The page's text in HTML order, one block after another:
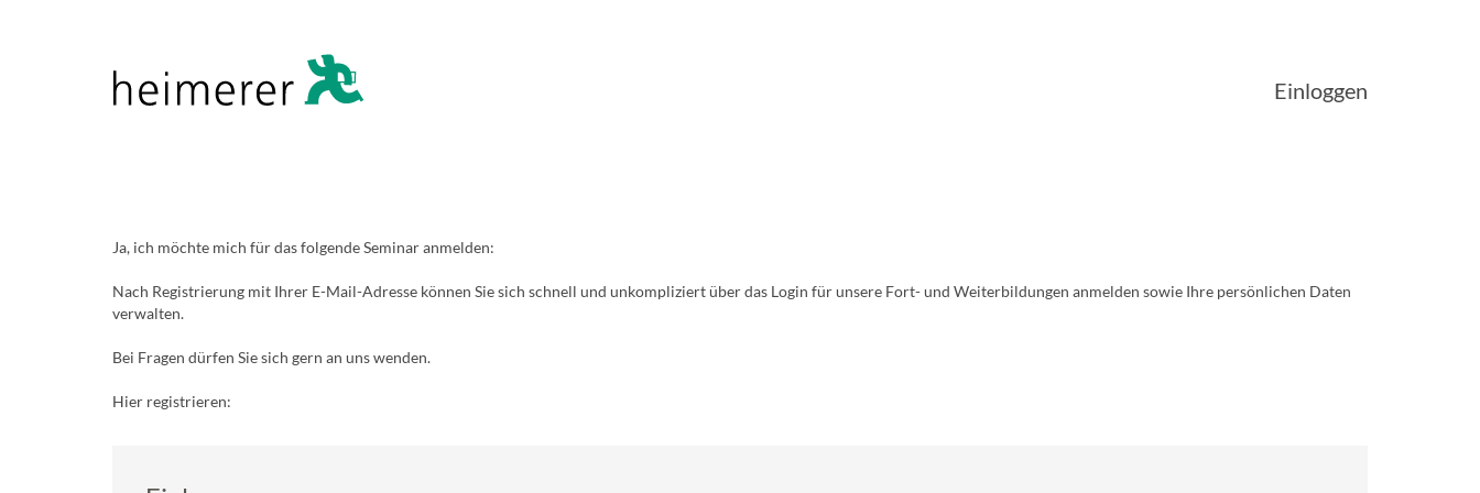
Einloggen
Ja, ich möchte mich für das folgende Seminar anmelden:
Nach Registrierung mit Ihrer E-Mail-Adresse können Sie sich schnell und unkompliziert über das Login für unsere Fort- und Weiterbildungen anmelden sowie Ihre persönlichen Daten
verwalten.
Bei Fragen dürfen Sie sich gern an uns wenden.
Hier registrieren: